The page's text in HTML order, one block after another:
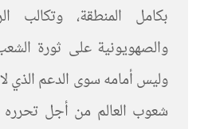
بكامل المنطقة، وتكالب
والصهويونية على ثورة
وليس أمامه سوى الدعم الذي
شعوب العالم من أجل تحرره